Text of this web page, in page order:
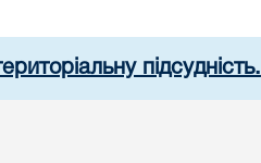
підсудність.